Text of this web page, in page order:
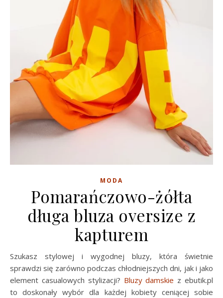
MODA
Pomarańczowo-żółta
długa bluza oversize z
kapturem
Szukasz stylowej i wygodnej bluzy, która świetnie
sprawdzi się zarówno podczas chłodniejszych dni, jak i jako
element casualowych stylizacji? Bluzy damskie z ebutik.pl
to doskonały wybór dla każdej kobiety ceniącej sobie